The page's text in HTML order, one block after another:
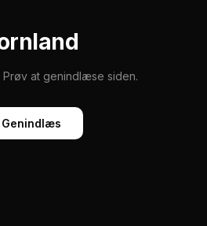
Prøv at genindlæse siden.
Genindlæs